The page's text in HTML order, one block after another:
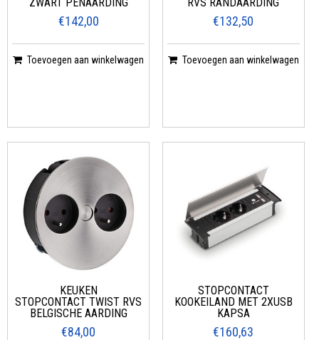
€142,00
Toevoegen aan winkelwagen
€132,50
Toevoegen aan winkelwagen
KEUKEN
STOPCONTACT TWIST RVS
BELGISCHE AARDING
€84,00
STOPCONTACT
KOOKEILAND MET 2XUSB
KAPSA
€160,63